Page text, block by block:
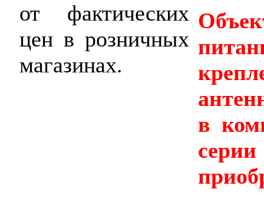
от фактических
цен в розничных
магазинах.
в